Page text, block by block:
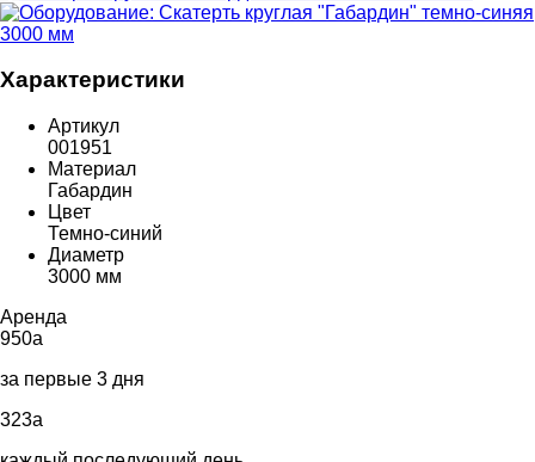
Характеристики
Артикул
001951
Материал
Габардин
Цвет
Темно-синий
Диаметр
3000 мм
Аренда
950a
за первые 3 дня
323a